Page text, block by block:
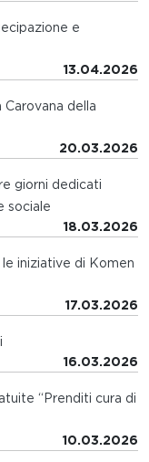
e
13.04.2026
della
20.03.2026
giorni dedicati
sociale
18.03.2026
iniziative di Komen
17.03.2026
16.03.2026
“Prenditi cura di
10.03.2026